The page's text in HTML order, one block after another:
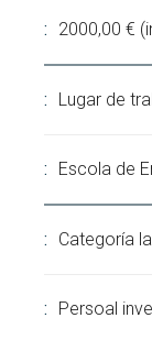
2000,00 €
Lugar de
Escola de
Categoría
Persoal